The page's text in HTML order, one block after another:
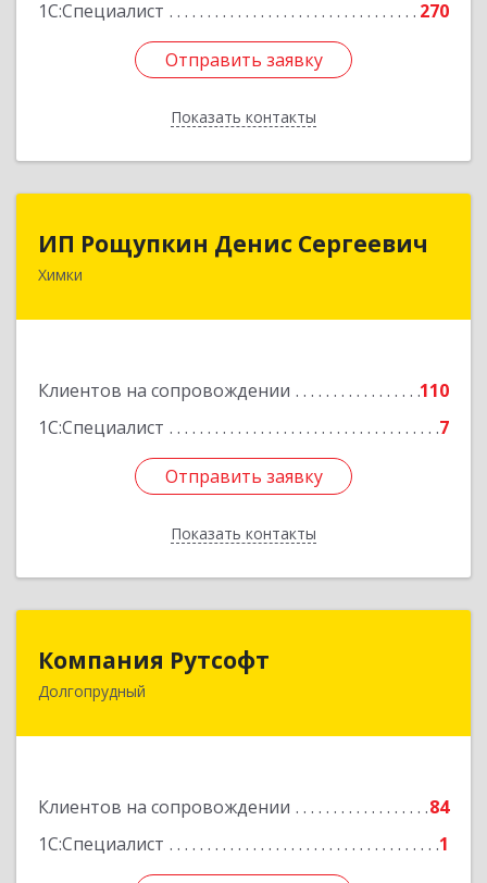
1С:Специалист 270
Отправить заявку
Показать контакты
Отправить заявку
Назад
ИП Рощупкин Денис Сергеевич
Химки
Клиентов на сопровождении
110
1С:Специалист
7
Отправить заявку
Показать контакты
141402, Московская обл, г.о. Химки, Химки г,
Отправить заявку
Назад
Компания Рутсофт
Долгопрудный
Клиентов на сопровождении
84
1С:Специалист
1
Компания Рутсофт
141700, Московская обл, Долгопрудный г,